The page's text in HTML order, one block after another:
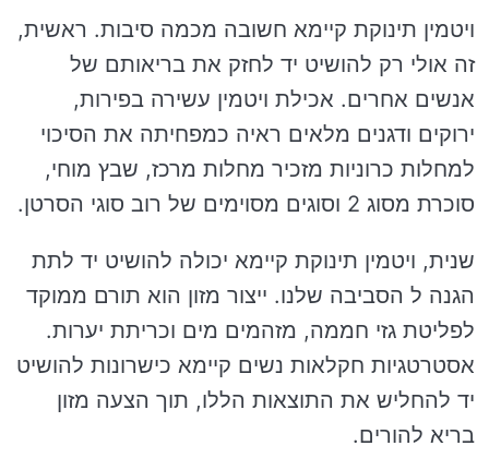
ויטמין תינוקת קיימא חשובה מכמה סיבות. ראשית,
זה אולי רק להושיט יד לחזק את בריאותם של
אנשים אחרים. אכילת ויטמין עשירה בפירות,
ירוקים ודגנים מלאים ראיה כמפחיתה את הסיכוי
למחלות כרוניות מזכיר מחלות מרכז, שבץ מוחי,
סוכרת מסוג 2 וסוגים מסוימים של רוב סוגי הסרטן.
שנית, ויטמין תינוקת קיימא יכולה להושיט יד לתת
הגנה ל הסביבה שלנו. ייצור מזון הוא תורם ממוקד
לפליטת גזי חממה, מזהמים מים וכריתת יערות.
אסטרטגיות חקלאות נשים קיימא כישרונות להושיט
יד להחליש את התוצאות הללו, תוך הצעה מזון
בריא להורים.